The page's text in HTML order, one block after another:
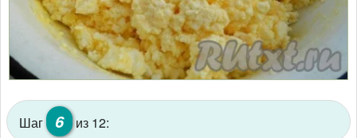
Шаг 6
из 12: